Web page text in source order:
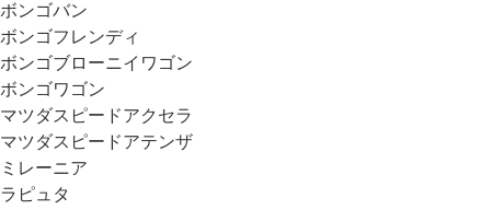
ボンゴバン
ボンゴフレンディ
ボンゴブローニイワゴン
ボンゴワゴン
マツダスピードアクセラ
マツダスピードアテンザ
ミレーニア
ラピュタ